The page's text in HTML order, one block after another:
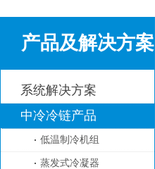
产品及解决方案
系统解决方案
中冷冷链产品
低温制冷机组
蒸发式冷凝器